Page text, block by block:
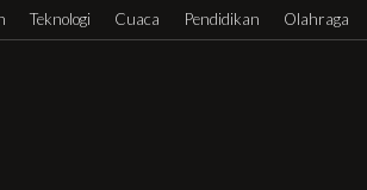
Teknologi Cuaca Pendidikan Olahraga